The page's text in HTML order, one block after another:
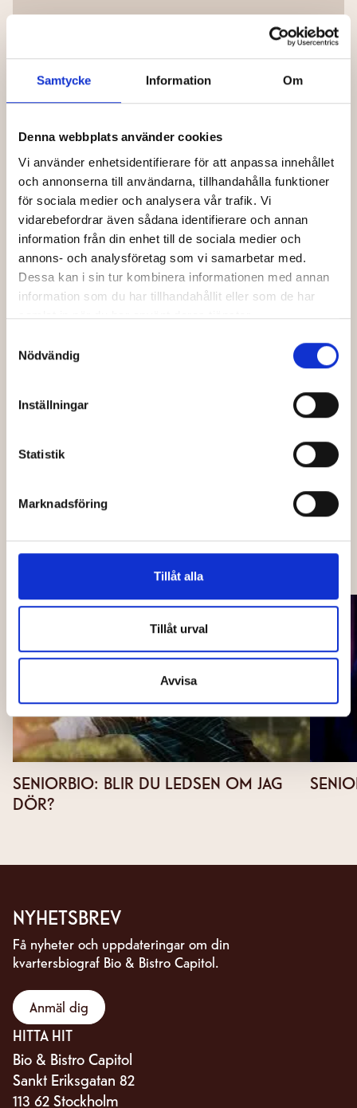
Samtycke Information Om
Denna webbplats använder cookies
Vi använder enhetsidentifierare för att anpassa innehållet
och annonserna till användarna, tillhandahålla funktioner
för sociala medier och analysera vår trafik. Vi
vidarebefordrar även sådana identifierare och annan
information från din enhet till de sociala medier och
annons- och analysföretag som vi samarbetar med.
Dessa kan i sin tur kombinera informationen med annan
information som du har tillhandahållit eller som de har
samlat in när du har använt deras tjänster.
Nödvändig
Inställningar
Statistik
Marknadsföring
Tillåt alla
Tillåt urval
Avvisa
INGA SCHEMALAGDA VISNINGAR FINNS
Prenumerera på nyhetsbrevet och få information om
kommande biljettsläpp
Förnamn
Jag har läst och godkänner Bio Capitols
integritetspolicy
OCKSÅ PÅ CAPITOL
SENIORBIO: BLIR DU LEDSEN OM JAG
DÖR?
NYHETSBREV
Få nyheter och uppdateringar om din
kvartersbiograf Bio & Bistro Capitol.
Anmäl dig
HITTA HIT
Bio & Bistro Capitol
Sankt Eriksgatan 82
113 62 Stockholm